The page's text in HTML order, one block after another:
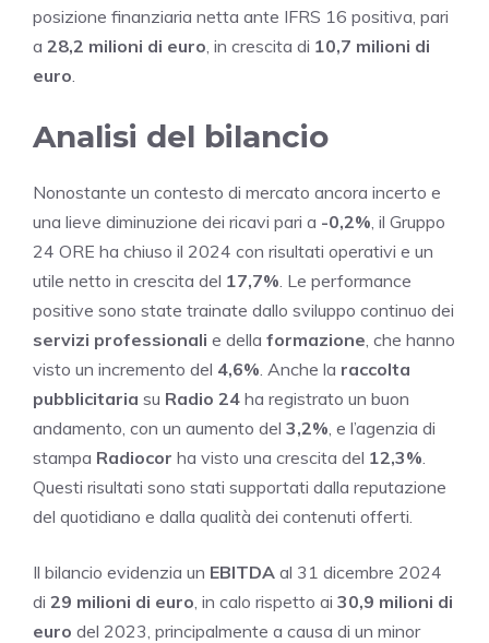
posizione finanziaria netta ante IFRS 16 positiva, pari
a 28,2 milioni di euro , in crescita di 10,7 milioni di
euro
Analisi del bilancio
Nonostante un contesto di mercato ancora incerto e
una lieve diminuzione dei ricavi pari a -0,2% , il Gruppo
24 ORE ha chiuso il 2024 con risultati operativi e un
utile netto in crescita del 17,7% . Le performance
positive sono state trainate dallo sviluppo continuo dei
servizi professionali e della formazione , che hanno
visto un incremento del 4,6% . Anche la raccolta
pubblicitaria su Radio 24 ha registrato un buon
andamento, con un aumento del 3,2% , e l’agenzia di
stampa Radiocor ha visto una crescita del 12,3%
Questi risultati sono stati supportati dalla reputazione
del quotidiano e dalla qualità dei contenuti offerti.
Il bilancio evidenzia un EBITDA al 31 dicembre 2024
di 29 milioni di euro , in calo rispetto ai 30,9 milioni di
euro del 2023, principalmente a causa di un minor